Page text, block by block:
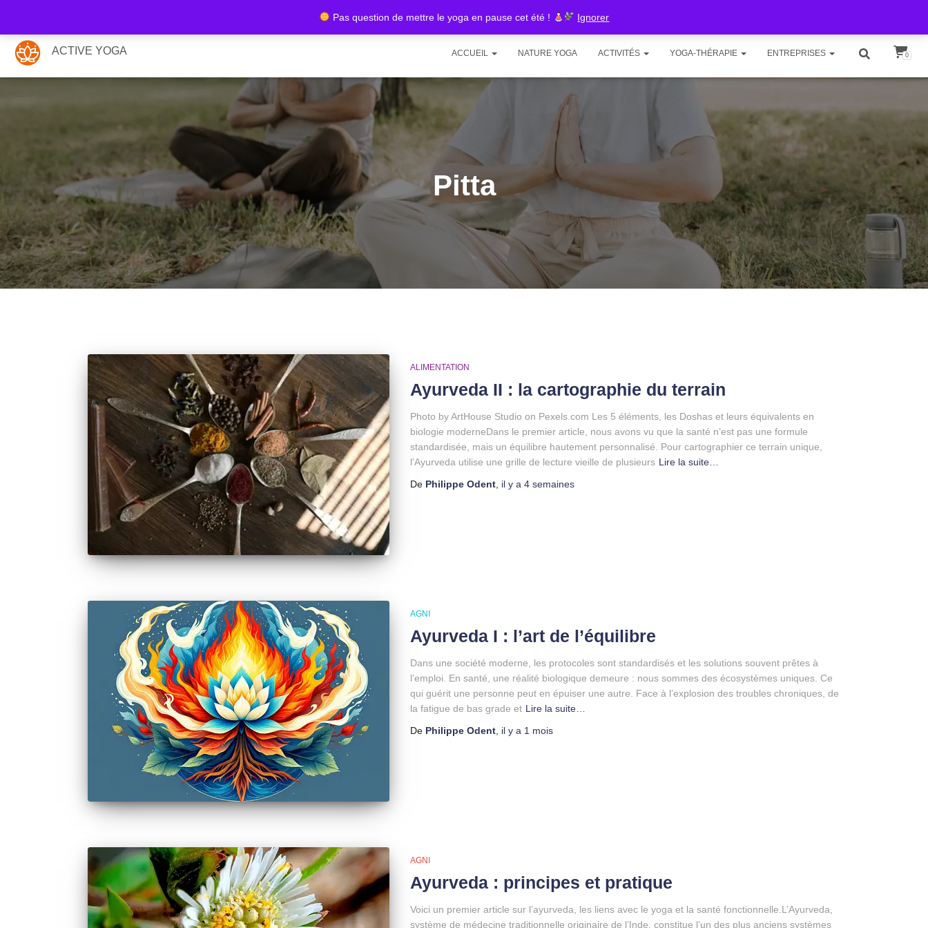
Pas question de mettre le yoga en pause cet été ! Ignorer
ACTIVE YOGA ACCUEIL NATURE YOGA ACTIVITÉS YOGA-THÉRAPIE ENTREPRISES 0
Pitta
ALIMENTATION
Ayurveda II : la cartographie du terrain
Photo by ArtHouse Studio on Pexels.com Les 5 éléments, les Doshas et leurs équivalents en
biologie moderneDans le premier article, nous avons vu que la santé n’est pas une formule
standardisée, mais un équilibre hautement personnalisé. Pour cartographier ce terrain unique,
l’Ayurveda utilise une grille de lecture vieille de plusieurs Lire la suite…
De Philippe Odent, il y a 4 semaines
AGNI
Ayurveda I : l’art de l’équilibre
Dans une société moderne, les protocoles sont standardisés et les solutions souvent prêtes à
l’emploi. En santé, une réalité biologique demeure : nous sommes des écosystèmes uniques. Ce
qui guérit une personne peut en épuiser une autre. Face à l’explosion des troubles chroniques, de
la fatigue de bas grade et Lire la suite…
De Philippe Odent, il y a 1 mois
AGNI
Ayurveda : principes et pratique
Voici un premier article sur l’ayurveda, les liens avec le yoga et la santé fonctionnelle.L’Ayurveda,
système de médecine traditionnelle originaire de l’Inde, constitue l’un des plus anciens systèmes